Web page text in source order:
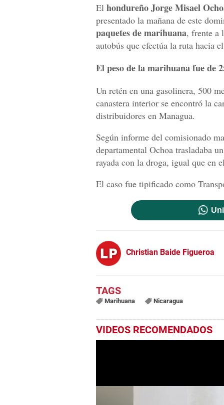
El hondureño Jorge Misael
presentado la mañana de este
paquetes demarihuana, frente a
autobús que efectúa la ruta hacia
El peso de la marihuana fue de
Un retén en una gasolinera, 500
canastera interior se encontró la
distribuidores en Managua.
Según informe del comisionado
departamental Ochoa trasladaba
rayada con la droga, igual que en
El caso fue tipificado como
Christian Baide Figueroa
Marihuana Nicaragua
VIDEOS RECOMENDADOS